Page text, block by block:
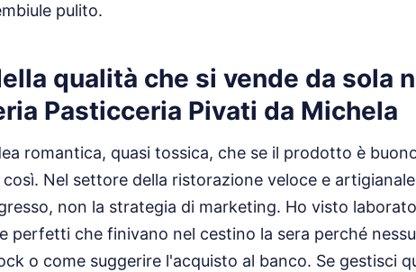
pulito.
qualità che si vende da sola
Pasticceria Pivati da Michela
romantica, quasi tossica, che se il prodotto è
Nel settore della ristorazione veloce e
non la strategia di marketing. Ho visto
perfetti che finivano nel cestino la sera perché
o come suggerire l'acquisto al banco. Se gestisci